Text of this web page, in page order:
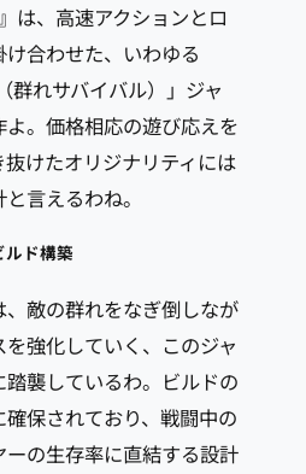
は、高速アクションとロ
合わせた、いわゆる
群れサバイバル）」ジャ
よ。価格相応の遊び応えを
けたオリジナリティには
言えるわね。
ルド構築
敵の群れをなぎ倒しなが
強化していく、このジャ
踏襲しているわ。ビルドの
保されており、戦闘中の
の生存率に直結する設計